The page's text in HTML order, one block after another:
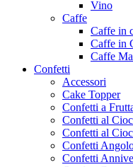
Vino
Caffe
Caffe in
Caffe in
Caffe
Confetti
Accessori
Cake Topper
Confetti a
Confetti al
Confetti al
Confetti
Confetti